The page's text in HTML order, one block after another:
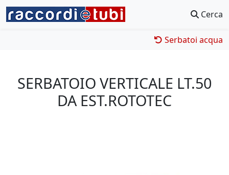
Cerca
Serbatoi acqua
SERBATOIO VERTICALE LT.50
DA EST.ROTOTEC